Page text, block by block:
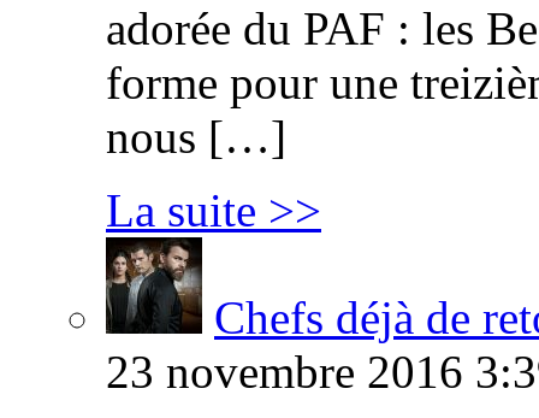
adorée du PAF : les
forme pour une
nous […]
La suite >>
Chefs déjà de
23 novembre 2016